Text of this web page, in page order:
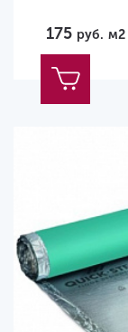
175 руб. м2